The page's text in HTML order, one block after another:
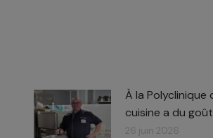
À la Polyclinique
cuisine a du
26 juin 2026